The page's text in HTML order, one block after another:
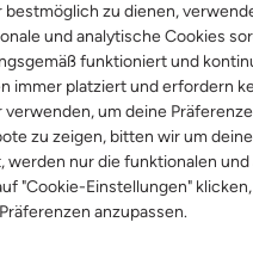
bestmöglich zu dienen,
und analytische Cookies
funktioniert und
immer platziert und erfordern
verwenden, um deine
zu zeigen, bitten wir um
werden nur die funktionalen
"Cookie-Einstellungen"
anzupassen.